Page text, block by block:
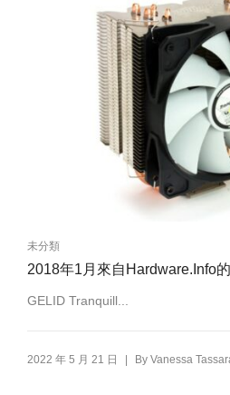
未分類
2018年1月來自Hardware.Info的
GELID Tranquill...
2022 年 5 月 21 日 By Vanessa